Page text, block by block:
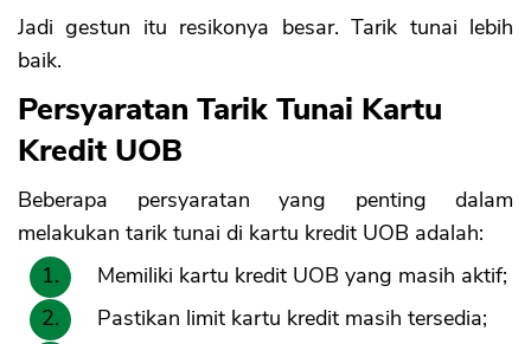
Jadi gestun itu resikonya besar. Tarik tunai lebih
baik.
Persyaratan Tarik Tunai Kartu
Kredit UOB
Beberapa persyaratan yang penting dalam
melakukan tarik tunai di kartu kredit UOB adalah:
Memiliki kartu kredit UOB yang masih aktif;
Pastikan limit kartu kredit masih tersedia;